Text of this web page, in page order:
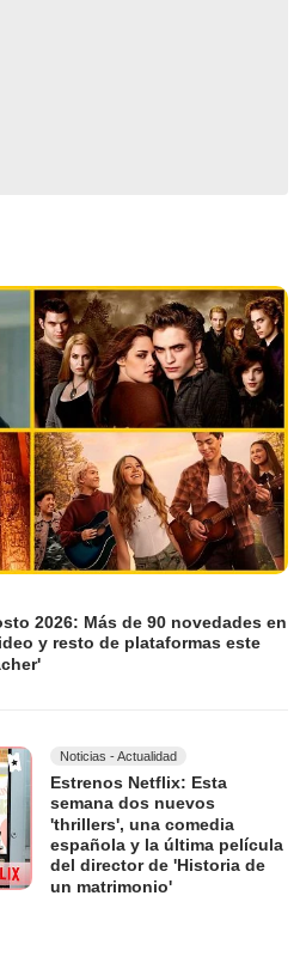
2026: Más de 90 novedades en
y resto de plataformas este
Noticias - Actualidad
Estrenos Netflix: Esta
semana dos nuevos
'thrillers', una comedia
española y la última película
del director de 'Historia de
un matrimonio'